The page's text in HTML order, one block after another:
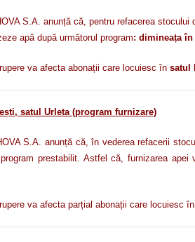
S.A. anunță că, pentru refacerea stocului
apă după următorul program: dimineața în
va afecta abonații care locuiesc în satul
satul Urleta (program furnizare)
S.A. anunță că, în vederea refacerii
prestabilit. Astfel că,furnizarea
va afecta parțial abonații care locuiesc în